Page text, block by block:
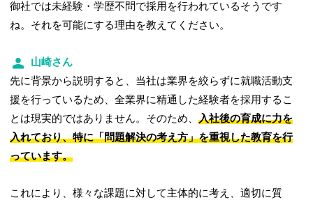
御社では未経験・学歴不問で採用を行われているそうです
ね。それを可能にする理由を教えてください。
山崎さん
先に背景から説明すると、当社は業界を絞らずに就職活動支
援を行っているため、全業界に精通した経験者を採用するこ
とは現実的ではありません。そのため、入社後の育成に力を
入れており、特に「問題解決の考え方」を重視した教育を行
っています。
これにより、様々な課題に対して主体的に考え、適切に質